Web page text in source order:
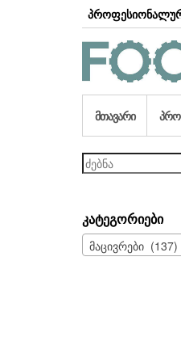
ᲛᲗᲐᲕᲐᲠᲘ
ძებნა
ᲙᲐᲢᲔᲒᲝᲠᲘᲔᲑᲘ
მაცივრები (137)